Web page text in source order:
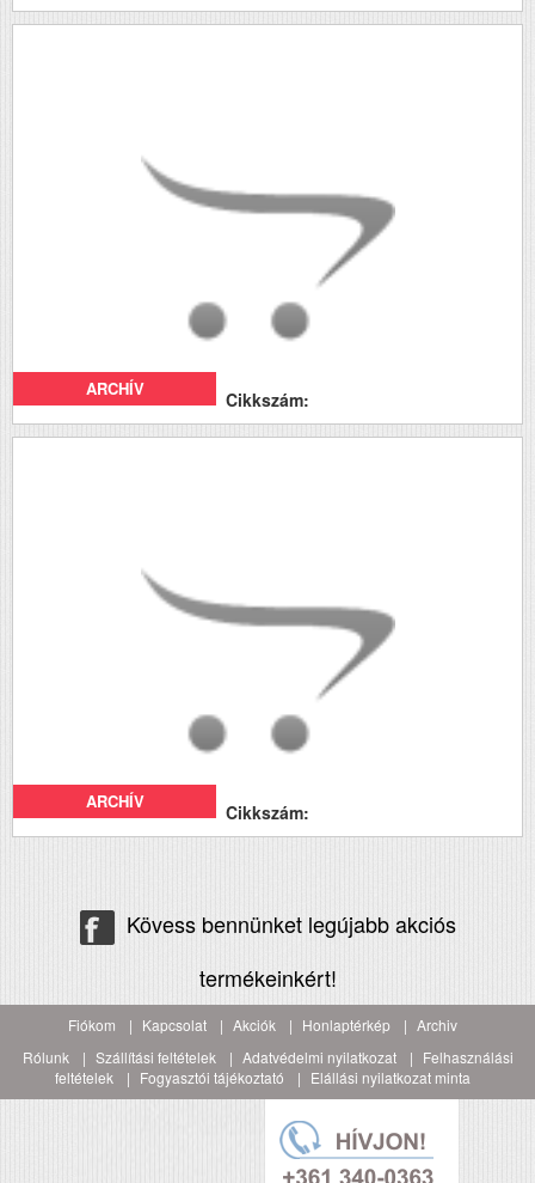
Cikkszám:
ARCHÍV
Cikkszám:
ARCHÍV
Kövess bennünket legújabb akciós
termékeinkért!
Fiókom Kapcsolat Akciók Honlaptérkép
Archiv
Rólunk
Szállítási feltételek Adatvédelmi nyilatkozat
Felhasználási
feltételek
Fogyasztói tájékoztató Elállási nyilatkozat minta